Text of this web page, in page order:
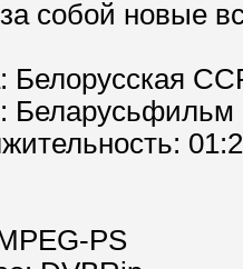
собой новые
Белорусская
Беларусьфильм
PS